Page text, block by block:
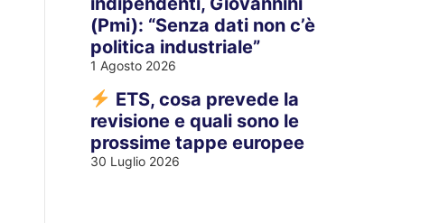
(Pmi): “Senza dati non c’è
politica industriale”
1 Agosto 2026
ETS, cosa prevede la
revisione e quali sono le
prossime tappe europee
30 Luglio 2026